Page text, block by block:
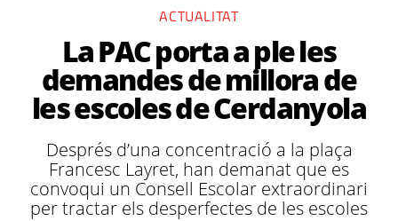
ACTUALITAT
La PAC porta a ple les
demandes de millora de
les escoles de Cerdanyola
Després d’una concentració a la plaça
Francesc Layret, han demanat que es
convoqui un Consell Escolar extraordinari
per tractar els desperfectes de les escoles